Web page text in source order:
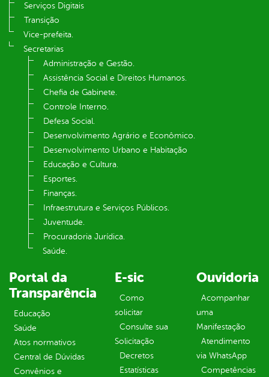
Serviços Digitais
Transição
Vice-prefeita.
Secretarias
Administração e Gestão.
Assistência Social e Direitos Humanos.
Chefia de Gabinete.
Controle Interno.
Defesa Social.
Desenvolvimento Agrário e Econômico.
Desenvolvimento Urbano e Habitação
Educação e Cultura.
Esportes.
Finanças.
Infraestrutura e Serviços Públicos.
Juventude.
Procuradoria Jurídica.
Saúde.
Portal da
Transparência
Educação
Saúde
Atos normativos
Central de Dúvidas
Convênios e
E-sic
Como
solicitar
Consulte sua
Solicitação
Decretos
Estatísticas
Ouvidoria
Acompanhar
uma
Manifestação
Atendimento
via WhatsApp
Competências